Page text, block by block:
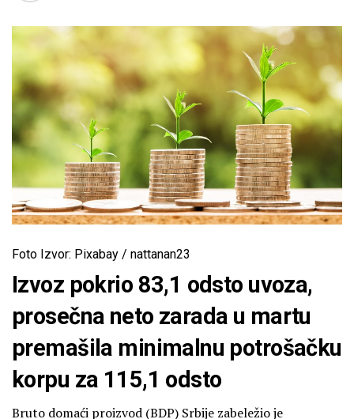
Foto Izvor: Pixabay / nattanan23
Izvoz pokrio 83,1 odsto uvoza,
prosečna neto zarada u martu
premašila minimalnu potrošačku
korpu za 115,1 odsto
Bruto domaći proizvod (BDP) Srbije zabeležio je